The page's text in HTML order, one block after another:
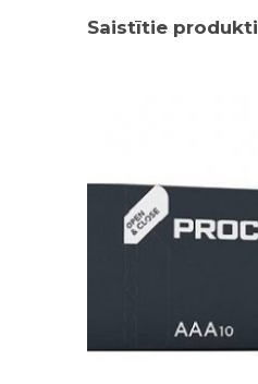
Saistītie produkti